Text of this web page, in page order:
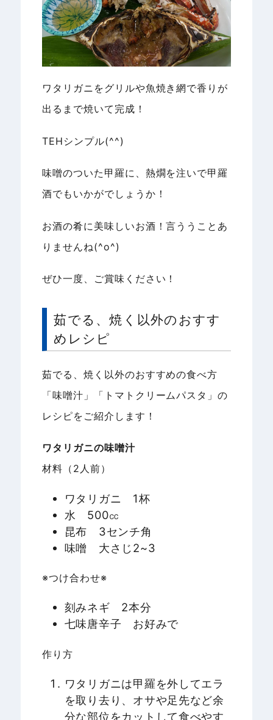
ワタリガニをグリルや魚焼き網で香りが
出るまで焼いて完成！
TEHシンプル(^^)
味噌のついた甲羅に、熱燗を注いで甲羅
酒でもいかがでしょうか！
お酒の肴に美味しいお酒！言ううことあ
りませんね(^o^)
ぜひ一度、ご賞味ください！
茹でる、焼く以外のおすす
めレシピ
茹でる、焼く以外のおすすめの食べ方
「味噌汁」「トマトクリームパスタ」の
レシピをご紹介します！
ワタリガニの味噌汁
材料（2人前）
ワタリガニ 1杯
水 500㏄
昆布 3センチ角
味噌 大さじ2~3
※つけ合わせ※
刻みネギ 2本分
七味唐辛子 お好みで
作り方
ワタリガニは甲羅を外してエラ
を取り去り、オサや足先など余
分な部位をカットして食べやす